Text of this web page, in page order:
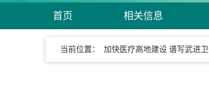
首页 相关信息
当前位置： 加快医疗高地建设 谱写武进